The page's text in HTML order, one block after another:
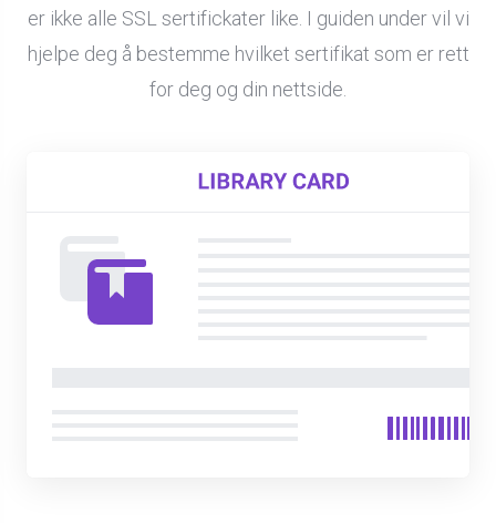
er ikke alle SSL sertifickater like. I guiden under vil vi
hjelpe deg å bestemme hvilket sertifikat som er rett
for deg og din nettside.